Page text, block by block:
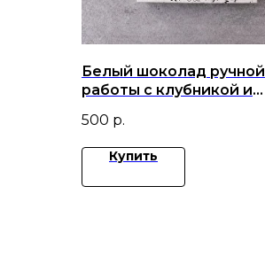
Белый шоколад ручной
работы с клубникой и
500 р.
Купить